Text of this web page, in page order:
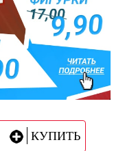
КУПИТЬ